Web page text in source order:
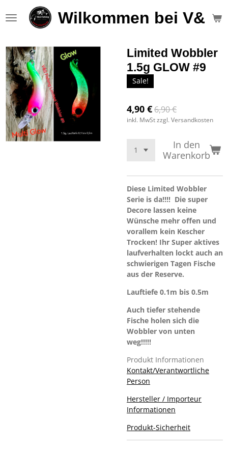
Hauptinhalt
Wilkommen bei V&S
Limited Wobbler
1.5g GLOW #9
Sale!
4,90 €6,90 €
inkl. MwSt zzgl. Versandkosten
In den
Warenkorb
Diese Limited Wobbler
Serie is da!!!! Die super
Decore lassen keine
Wünsche mehr offen und
vorallem kein Kescher
Trocken! Ihr Super aktives
laufverhalten lockt auch an
schwierigen Tagen Fische
aus der Reserve.
Lauftiefe 0.1m bis 0.5m
Auch tiefer stehende
Fische holen sich die
Wobbler von unten
weg!!!!!
Produkt Informationen
Kontakt/Verantwortliche
Person
Hersteller / Importeur
Informationen
Produkt-Sicherheit